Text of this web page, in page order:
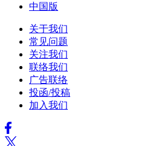
中国版
关于我们
常见问题
关注我们
联络我们
广告联络
投函/投稿
加入我们